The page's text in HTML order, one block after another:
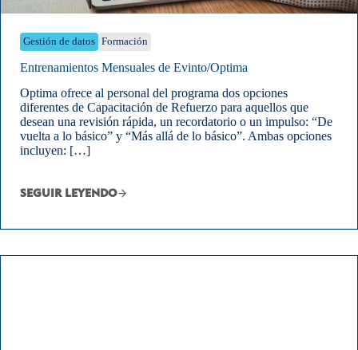
Gestión de datos Formación
Entrenamientos Mensuales de Evinto/Optima
Optima ofrece al personal del programa dos opciones
diferentes de Capacitación de Refuerzo para aquellos que
desean una revisión rápida, un recordatorio o un impulso: “De
vuelta a lo básico” y “Más allá de lo básico”. Ambas opciones
incluyen: […]
SEGUIR LEYENDO